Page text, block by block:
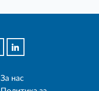
За нас